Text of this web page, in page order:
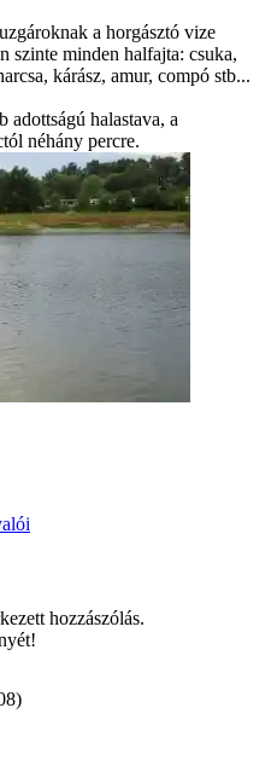
a horgásztó vize
szinte minden halfajta: csuka,
kárász, amur, compó stb...
halastava, a
néhány percre.
hozzászólás.